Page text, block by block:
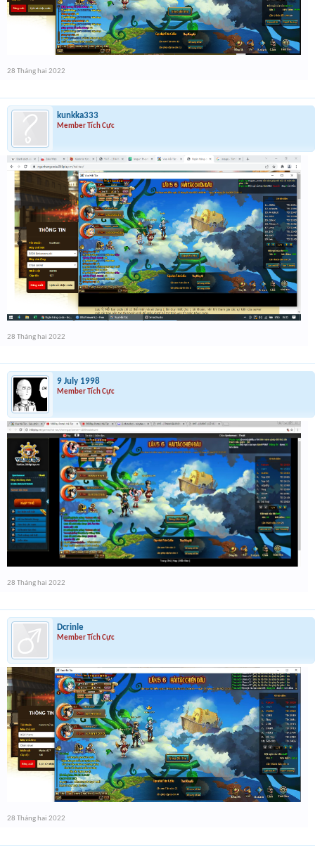
28 Tháng hai 2022
kunkka333
Member Tích Cực
28 Tháng hai 2022
9 July 1998
Member Tích Cực
28 Tháng hai 2022
Dcrinle
Member Tích Cực
28 Tháng hai 2022